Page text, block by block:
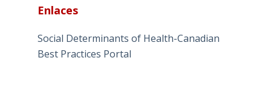
Enlaces
Social Determinants of Health-Canadian
Best Practices Portal